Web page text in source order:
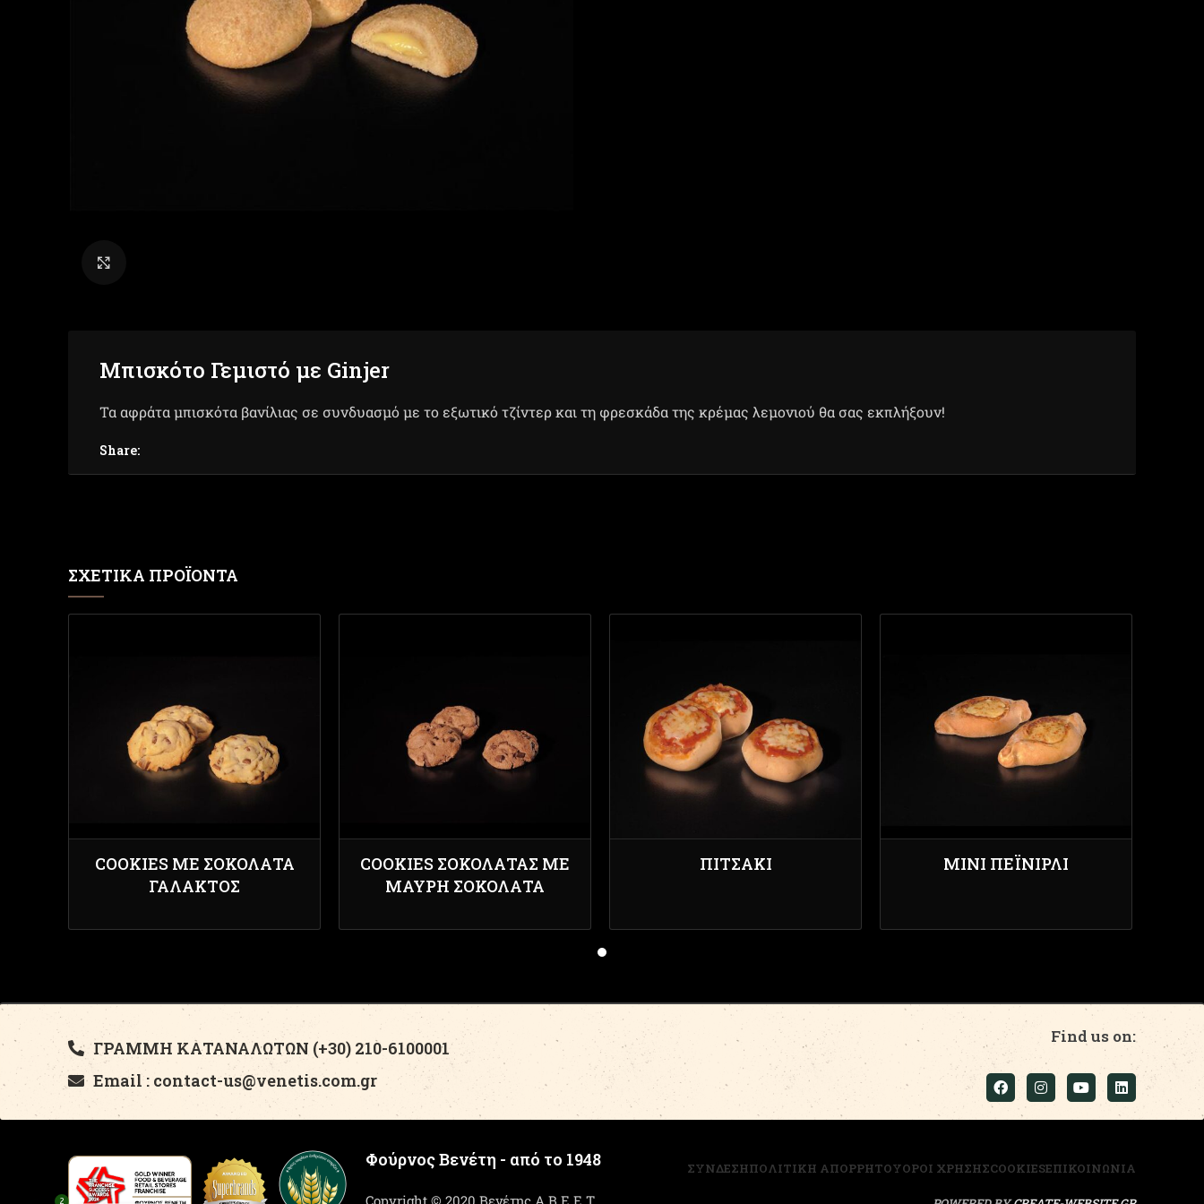
Μπισκότο Γεμιστό με Ginjer
Τα αφράτα μπισκότα βανίλιας σε συνδυασμό με το εξωτικό τζίντερ και τη φρεσκάδα της κρέμας λεμονιού θα σας εκπλήξουν!
Share:
ΣΧΕΤΙΚΆ ΠΡΟΪΌΝΤΑ
COOKIES ΜΕ ΣΟΚΟΛΑΤΑ
ΓΑΛΑΚΤΟΣ
COOKIES ΣΟΚΟΛΆΤΑΣ ΜΕ
ΜΑΎΡΗ ΣΟΚΟΛΆΤΑ
ΠΙΤΣΆΚΙ ΜΊΝΙ ΠΕΪΝΙΡΛΊ
ΓΡΑΜΜΗ ΚΑΤΑΝΑΛΩΤΩΝ (+30) 210-6100001
Email : contact-us@venetis.com.gr
Find us on:
Φούρνος Βενέτη - από το 1948
Copyright © 2020 Βενέτης Α.Β.Ε.Ε.Τ.
ΣΥΝΔΕΣΗΠΟΛΙΤΙΚΗ ΑΠΟΡΡΗΤΟΥΟΡΟΙ ΧΡΗΣΗΣCOOKIESΕΠΙΚΟΙΝΩΝΙΑ
2